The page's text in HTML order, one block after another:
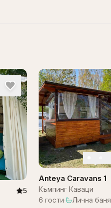
5
Anteya Caravans 1
Къмпинг Каваци
6 гости· Лична баня